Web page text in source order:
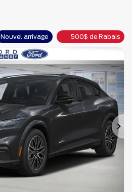
Nouvel arrivage 500$ de Rabais